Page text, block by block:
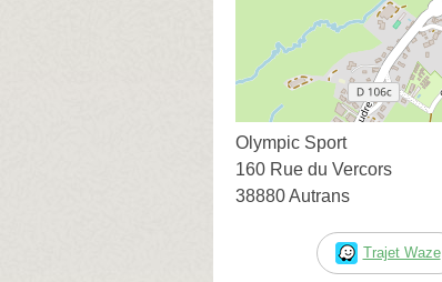
Olympic Sport
160 Rue du Vercors
38880 Autrans
Trajet Waze